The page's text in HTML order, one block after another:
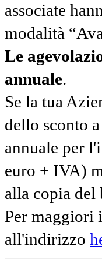
associate
modalità
Le
annuale.
Se la tua
dello sconto
annuale per
euro + IVA)
alla copia
Per maggiori
all'indirizzo